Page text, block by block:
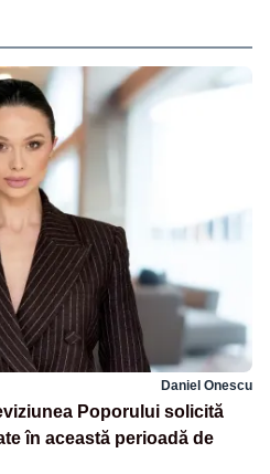
Daniel Onescu
Poporului solicită
în această perioadă de